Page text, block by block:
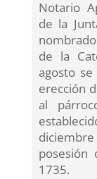
Notario
de la
de la
agosto
erección
al
1735.